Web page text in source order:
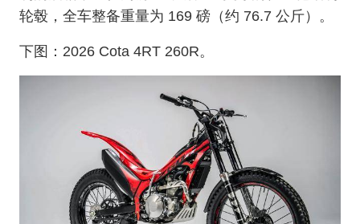
轮毂，全车整备重量为 169 磅（约 76.7 公斤）。
下图：2026 Cota 4RT 260R。